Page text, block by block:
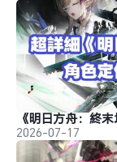
2026-07-17